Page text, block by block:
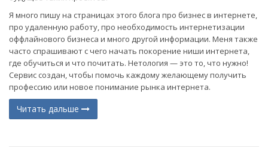
Я много пишу на страницах этого блога про бизнес в интернете,
про удаленную работу, про необходимость интернетизации
оффлайнового бизнеса и много другой информации. Меня также
часто спрашивают с чего начать покорение ниши интернета,
где обучиться и что почитать. Нетология — это то, что нужно!
Сервис создан, чтобы помочь каждому желающему получить
профессию или новое понимание рынка интернета.
Читать дальше